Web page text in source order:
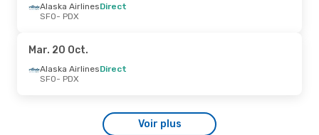
Alaska AirlinesDirect
SFO- PDX
Mar. 20 Oct.
Alaska AirlinesDirect
SFO- PDX
Voir plus